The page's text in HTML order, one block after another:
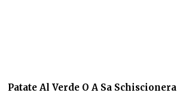
Patate Al Verde O A Sa Schiscionera